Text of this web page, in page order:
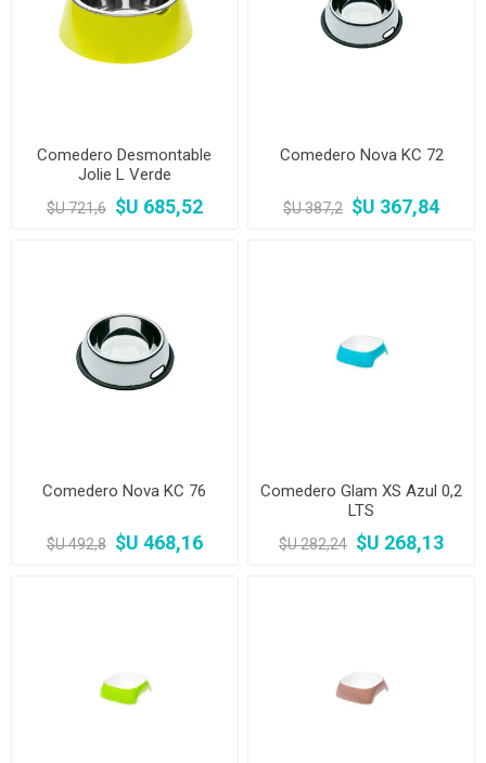
Comedero Desmontable
Jolie L Verde
$U 721,6 $U 685,52
Comedero Nova KC 72
$U 387,2 $U 367,84
Comedero Nova KC 76
$U 492,8 $U 468,16
Comedero Glam XS Azul 0,2
LTS
$U 282,24 $U 268,13